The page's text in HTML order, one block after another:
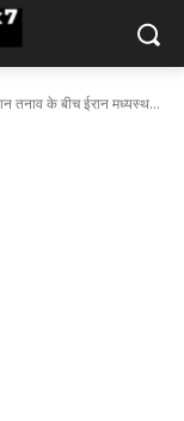
तनाव के बीच ईरान मध्यस्थ...